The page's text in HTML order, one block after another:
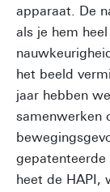
apparaat. De
als je hem
het beeld
jaar hebben
samenwerken
heet de HAPI,